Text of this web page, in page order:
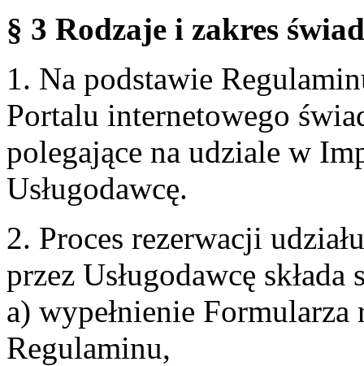
§ 3 Rodzaje i zakres
1. Na podstawie
Portalu internetowego
polegające na udziale w
Usługodawcę.
2. Proces rezerwacji
przez Usługodawcę
a) wypełnienie
Regulaminu,